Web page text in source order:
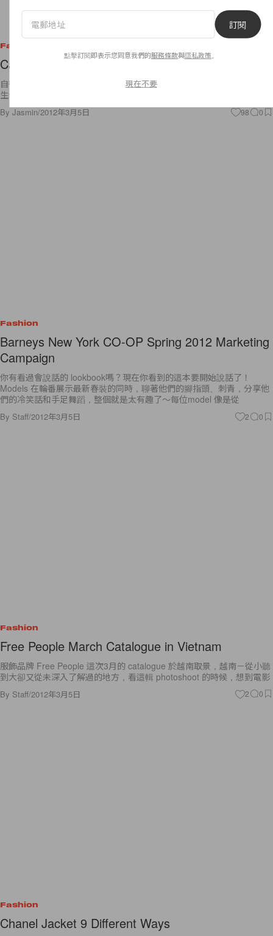
Fashion
Carven Fall 2012
自從設計師 Guillaume Henry 接掌法國老牌 Carven 後，為品牌注入全新
生命力，成為了世界各地 fashionista 的新寵。Carven
By Jasmin/2012年3月5日 98 0
Fashion
Barneys New York CO-OP Spring 2012 Marketing
Campaign
你有看過會說話的 lookbook嗎？現在你看到的這本要開始說話了！
Models 在輪番展示最新春裝的同時，聊著他們的腳指頭、刺青，分享他
們的冷笑話和手足舞蹈，整個就是太有趣了～每位model 像是從
By Staff/2012年3月5日 2 0
Fashion
Free People March Catalogue in Vietnam
服飾品牌 Free People 這次3月的 catalogue 於越南取景，越南－從小聽
到大卻又從未深入了解過的地方，看這輯 photoshoot 的時候，想到電影
By Staff/2012年3月5日 2 0
Fashion
Chanel Jacket 9 Different Ways
訂閱
點擊訂閱即表示您同意我們的服務條款與隱私政策
現在不要